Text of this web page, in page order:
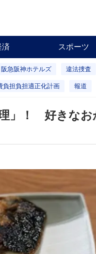
済 スポーツ
阪急阪神ホテルズ 違法捜査
負担負担適正化計画 報道
」！ 好きな